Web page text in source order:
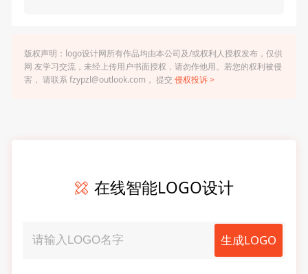
版权声明：logo设计网所有作品均由本公司及/或权利人授权发布，仅供
网 友学习交流，未经上传用户书面授权，请勿作他用。若您的权利被侵
害， 请联系 fzypzl@outlook.com， 提交 侵权投诉 >
在线智能LOGO设计
生成LOGO